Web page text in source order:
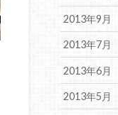
2013年9月
2013年7月
2013年6月
2013年5月